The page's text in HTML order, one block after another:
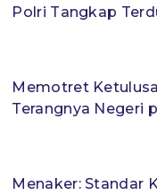
Polri Tangkap
Memotret
Terangnya Negeri
Menaker: Standar